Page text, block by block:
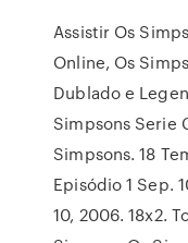
Assistir Os
Online, Os
Dublado e
Simpsons Serie
Simpsons. 18
Episódio 1 Sep.
10, 2006. 18x2.